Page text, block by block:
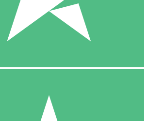
1000
10 Downloads
20 00